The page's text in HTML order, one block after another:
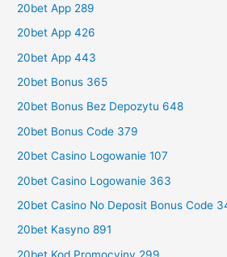
20bet App 289
20bet App 426
20bet App 443
20bet Bonus 365
20bet Bonus Bez Depozytu 648
20bet Bonus Code 379
20bet Casino Logowanie 107
20bet Casino Logowanie 363
20bet Casino No Deposit Bonus Code
20bet Kasyno 891